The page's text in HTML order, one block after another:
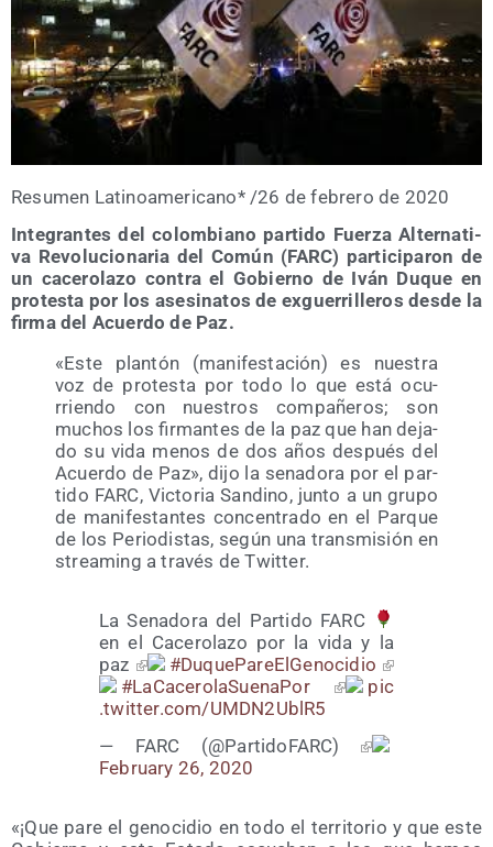
Resu­men Lati­no­ame­ri­cano* /​26 de febre­ro de 2020
Inte­gran­tes del colom­biano par­ti­do Fuer­za Alter­na­ti­
va Revo­lu­cio­na­ria del Común (FARC) par­ti­ci­pa­ron de
un cace­ro­la­zo con­tra el Gobierno de Iván Duque en
pro­tes­ta por los ase­si­na­tos de exgue­rri­lle­ros des­de la
fir­ma del Acuer­do de Paz.
«Este plan­tón (mani­fes­ta­ción) es nues­tra
voz de pro­tes­ta por todo lo que está ocu­
rrien­do con nues­tros com­pa­ñe­ros; son
muchos los fir­man­tes de la paz que han deja­
do su vida menos de dos años des­pués del
Acuer­do de Paz», dijo la sena­do­ra por el par­
ti­do FARC, Vic­to­ria San­dino, jun­to a un gru­po
de mani­fes­tan­tes con­cen­tra­do en el Par­que
de los Perio­dis­tas, según una trans­mi­sión en
strea­ming a tra­vés de Twitter.
La Sena­do­ra del Par­ti­do FARC
en el Cace­ro­la­zo por la vida y la
paz
#Duque­Pa­reEl­Ge­no­ci­dio
#LaCa­ce­ro­la­Sue­na­Por
pic​
.twit​ter​.com/​U​M​D​N​2​U​b​lR5
— FARC (@PartidoFARC)
February 26, 2020
«¡Que pare el geno­ci­dio en todo el terri­to­rio y que este